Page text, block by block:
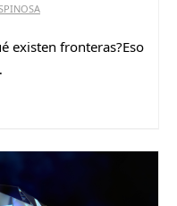
existen fronteras?Eso